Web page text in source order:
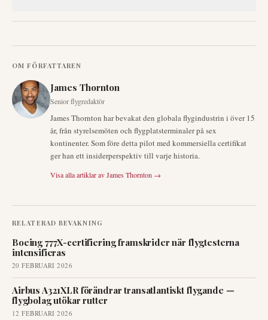
OM FÖRFATTAREN
James Thornton
Senior flygredaktör
James Thornton har bevakat den globala flygindustrin i över 15
år, från styrelsemöten och flygplatsterminaler på sex
kontinenter. Som före detta pilot med kommersiella certifikat
ger han ett insiderperspektiv till varje historia.
Visa alla artiklar avJames Thornton →
RELATERAD BEVAKNING
Boeing 777X-certifiering framskrider när flygtesterna
intensifieras
20 FEBRUARI 2026
Airbus A321XLR förändrar transatlantiskt flygande —
flygbolag utökar rutter
12 FEBRUARI 2026